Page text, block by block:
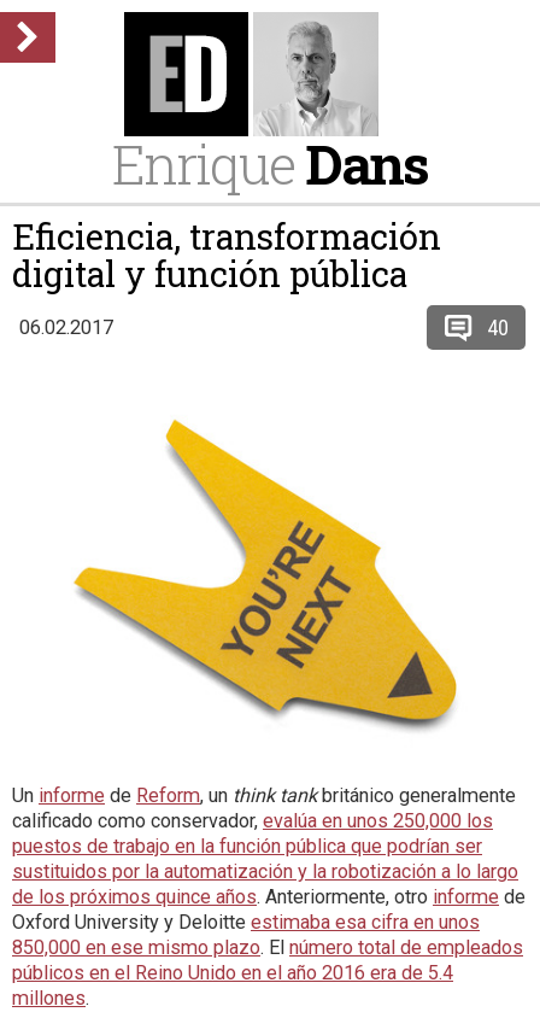
EnriqueDans
Eficiencia, transformación
digital y función pública
06.02.2017 40
Un informe de Reform, un think tankbritánico generalmente
calificado como conservador, evalúa en unos 250,000 los
puestos de trabajo en la función pública que podrían ser
sustituidos por la automatización y la robotización a lo largo
de los próximos quince años. Anteriormente, otro informe de
Oxford University y Deloitte estimaba esa cifra en unos
850,000 en ese mismo plazo. El número total de empleados
públicos en el Reino Unido en el año 2016 era de 5.4
millones.